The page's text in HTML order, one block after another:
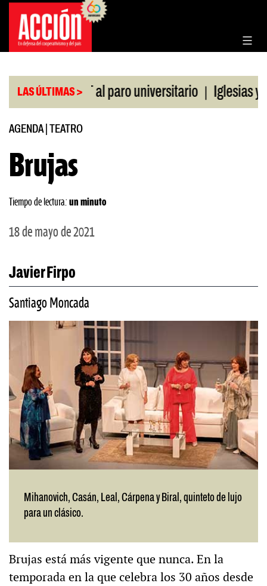
Saltar
contenido
LAS ÚLTIMAS >
de la CGT al paro universitario | Iglesias y
AGENDA| TEATRO
Brujas
Tiempo de lectura: un minuto
18 de mayo de 2021
Javier Firpo
Santiago Moncada
Mihanovich, Casán, Leal, Cárpena y Biral, quinteto de lujo
para un clásico.
Brujas está más vigente que nunca. En la
temporada en la que celebra los 30 años desde